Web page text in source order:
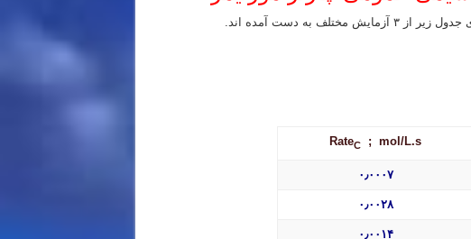
RateC ; mol/L.s
۰٫۰۰۰۷
۰٫۰۰۲۸
۰٫۰۰۱۴